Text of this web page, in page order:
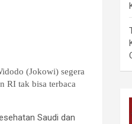
(Jokowi) segera
RI tak bisa terbaca
Saudi dan